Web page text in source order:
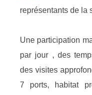
représentants de
Une participation
par jour , des
des visites
7 ports, habitat